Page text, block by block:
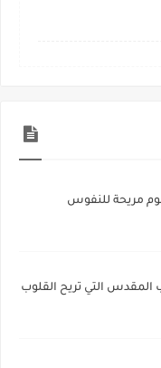
مريحة للنفوس